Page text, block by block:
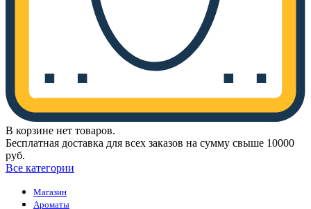
В корзине нет товаров.
Бесплатная доставка для всех заказов на сумму свыше 10000
руб.
Все категории
Магазин
Ароматы